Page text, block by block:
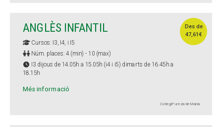
Des de
47,61€
ANGLÈS INFANTIL
Cursos: I3, I4, i I5
Núm. places: 4 (min) - 10 (max)
I3 dijous de 14.05h a 15.05h (i4 i i5) dimarts de 16.45h a
18.15h
Més informació
Col·legi Pureza de María